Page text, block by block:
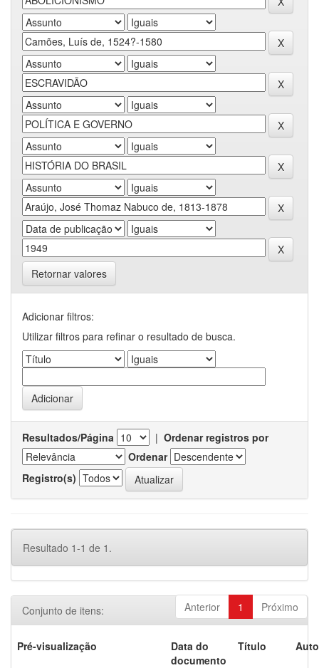
Retornar valores
Adicionar filtros:
Utilizar filtros para refinar o resultado de busca.
Resultados/Página | Ordenar registros por
Ordenar
Registro(s)
Resultado 1-1 de 1.
Anterior 1 Próximo
Conjunto de itens:
Pré-visualização
Data do
documento
Título